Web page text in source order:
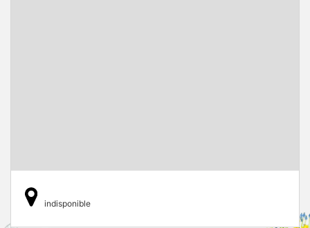
indisponible